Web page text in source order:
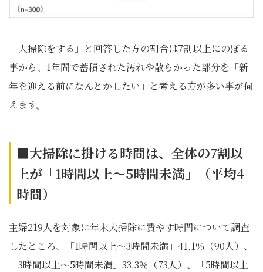
「大掃除をする」と回答した方の割合は7割以上にのぼる
事から、1年間で蓄積された汚れや散らかった部分を「新
年を迎える前になんとかしたい」と考える方が多い事が伺
えます。
■大掃除に掛ける時間は、全体の7割以
上が「1時間以上～5時間未満」（平均4
時間）
主婦219人を対象に年末大掃除に費やす時間について調査
したところ、「1時間以上～3時間未満」41.1％（90人）、
「3時間以上～5時間未満」33.3％（73人）、「5時間以上